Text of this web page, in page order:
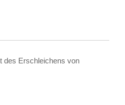
des Erschleichens von